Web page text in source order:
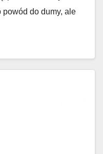
powód do dumy, ale